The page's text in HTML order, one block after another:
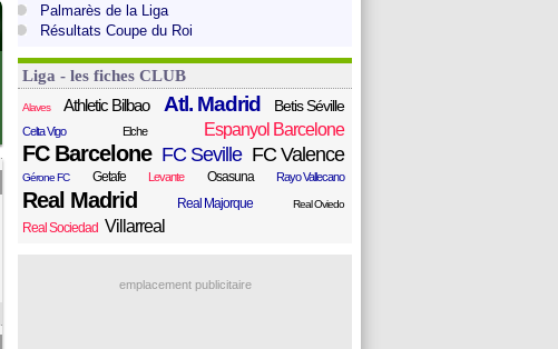
Palmarès de la Liga
Résultats Coupe du Roi
Liga - les fiches CLUB
Alaves Athletic Bilbao Atl. Madrid Betis Séville
Celta Vigo Elche Espanyol Barcelone
FC Barcelone FC Seville FC Valence
Gérone FC Getafe Levante Osasuna Rayo Vallecano
Real Madrid Real Majorque Real Oviedo
Real Sociedad Villarreal
emplacement publicitaire